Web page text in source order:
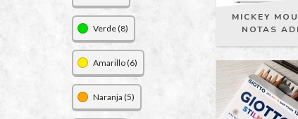
Verde (8)
Amarillo (6)
Naranja (5)
MICKEY
NOTAS